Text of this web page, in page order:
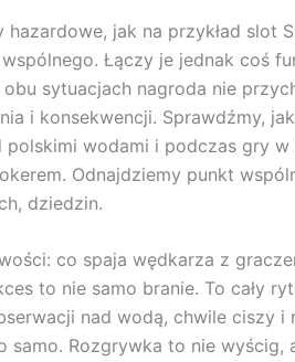
hazardowe, jak na przykład slot
Łączy je jednak coś
sytuacjach nagroda nie
i konsekwencji. Sprawdźmy,
polskimi wodami i podczas gry
Odnajdziemy punkt
dziedzin.
co spaja wędkarza z
to nie samo branie. To cały
nad wodą, chwile ciszy
samo. Rozgrywka to nie wyścig,